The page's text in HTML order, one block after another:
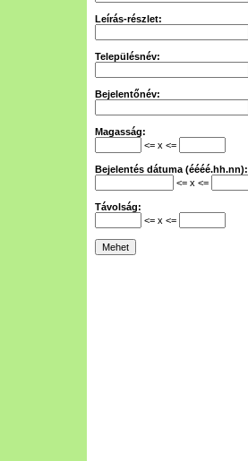
Leírás-részlet:
Településnév:
Bejelentőnév:
Magasság:
<= x <=
Bejelentés dátuma (éééé.hh.nn):
<= x <=
Távolság:
<= x <=